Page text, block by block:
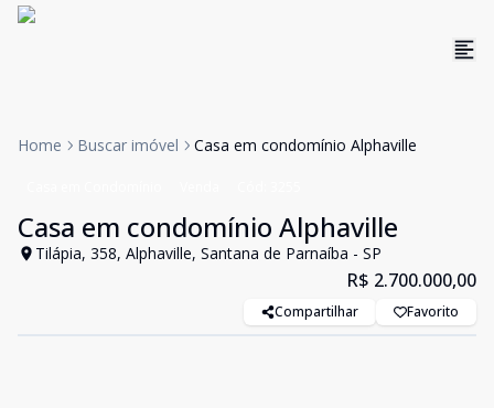
Home Buscar imóvel Casa em condomínio Alphaville
Casa em condomínio Alphaville
Tilápia, 358, Alphaville, Santana de Parnaíba - SP
R$ 2.700.000,00
Compartilhar Favorito